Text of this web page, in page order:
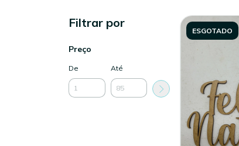
Filtrar por
Preço
De Até
ESGOTADO